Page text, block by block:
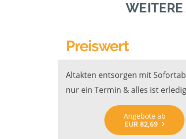
Preiswert
Altakten entsorgen mit
nur ein Termin & alles ist
Angebote ab
EUR 82,69